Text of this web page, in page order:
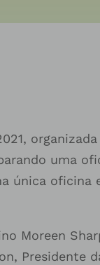
uma
única
Moreen
Presidente